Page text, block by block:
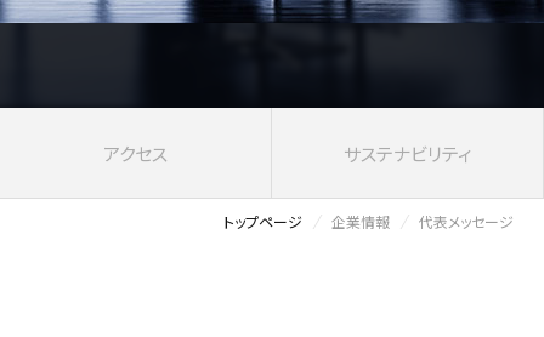
アクセス サステナビリティ
トップページ 企業情報 代表メッセージ